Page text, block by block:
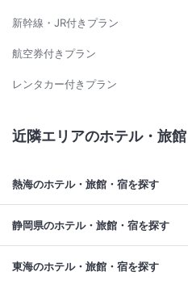
新幹線・JR付きプラン
航空券付きプラン
レンタカー付きプラン
近隣エリアのホテル・旅
熱海のホテル・旅館・宿を探す
静岡県のホテル・旅館・宿を探す
東海のホテル・旅館・宿を探す